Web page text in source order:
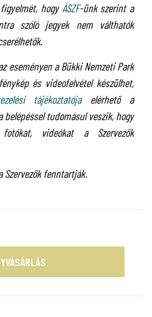
hogyÁSZF-ünk szerint a
szóló jegyek nem válthatók
eseményen a Bükki Nemzeti Park
és videofelvétel készülhet,
tájékoztatójaelérhető a
belépéssel tudomásul veszik, hogy
videókat a Szervezők
Szervezők fenntartják.